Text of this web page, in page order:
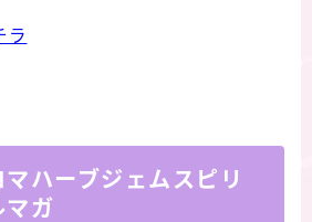
ラ
マハーブジェムスピリ
マガ